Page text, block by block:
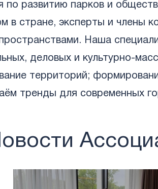
развитию парков и
в стране, эксперты и члены
Наша
деловых и культурно-
территорий;
тренды для современных